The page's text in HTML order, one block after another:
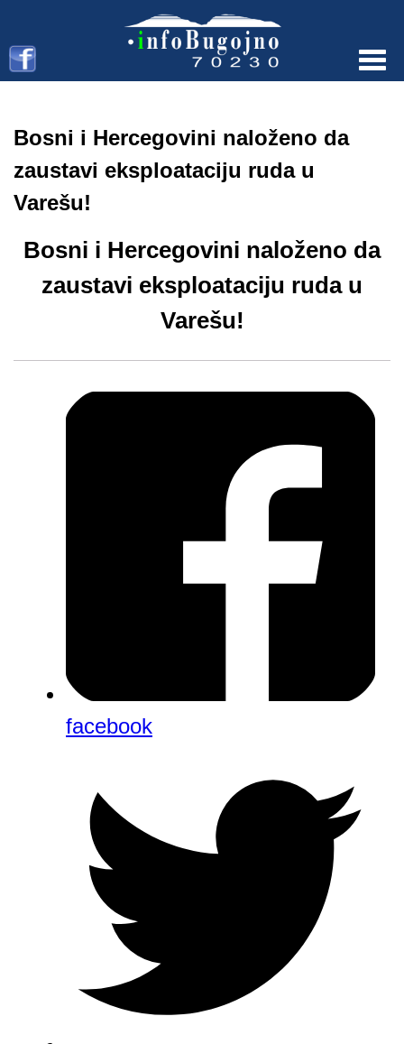
Bosni i Hercegovini naloženo da
zaustavi eksploataciju ruda u
Varešu!
Bosni i Hercegovini naloženo da
zaustavi eksploataciju ruda u
Varešu!
facebook